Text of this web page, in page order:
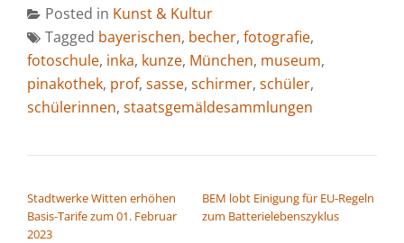
Posted in Kunst & Kultur
Tagged bayerischen, becher, fotografie,
fotoschule, inka, kunze, München, museum,
pinakothek, prof, sasse, schirmer, schüler,
schülerinnen, staatsgemäldesammlungen
Stadtwerke Witten erhöhen
Basis-Tarife zum 01. Februar
2023
BEM lobt Einigung für EU-Regeln
zum Batterielebenszyklus